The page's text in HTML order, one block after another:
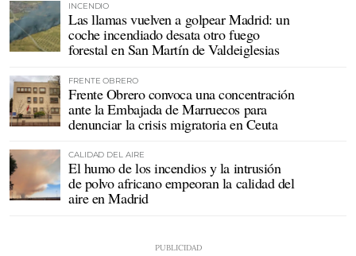
INCENDIO
Las llamas vuelven a golpear Madrid: un
coche incendiado desata otro fuego
forestal en San Martín de Valdeiglesias
FRENTE OBRERO
Frente Obrero convoca una concentración
ante la Embajada de Marruecos para
denunciar la crisis migratoria en Ceuta
CALIDAD DEL AIRE
El humo de los incendios y la intrusión
de polvo africano empeoran la calidad del
aire en Madrid